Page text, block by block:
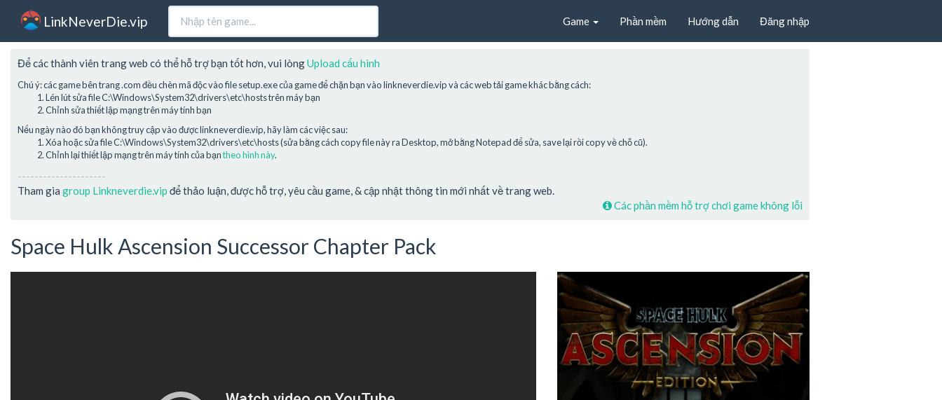
LinkNeverDie.vip Game Phần mềm Hướng dẫn Đăng nhập
Để các thành viên trang web có thể hỗ trợ bạn tốt hơn, vui lòngUpload cấu hình
Chú ý: các game bên trang .com đều chèn mã độc vào file setup.exe của game để chặn bạn vào linkneverdie.vip và các web tải game khác bằng cách:
Lén lút sửa file C:\Windows\System32\drivers\etc\hosts trên máy bạn
Chỉnh sửa thiết lập mạng trên máy tính bạn
Nếu ngày nào đó bạn không truy cập vào được linkneverdie.vip, hãy làm các việc sau:
Xóa hoặc sửa file C:\Windows\System32\drivers\etc\hosts (sửa bằng cách copy file này ra Desktop, mở bằng Notepad để sửa, save lại rồi copy về chỗ cũ).
Chỉnh lại thiết lập mạng trên máy tính của bạntheo hình này.
---------------------
Tham gia group Linkneverdie.vip để thảo luận, được hỗ trợ, yêu cầu game, & cập nhật thông tin mới nhất về trang web.
Các phần mềm hỗ trợ chơi game không lỗi
Space Hulk Ascension Successor Chapter Pack